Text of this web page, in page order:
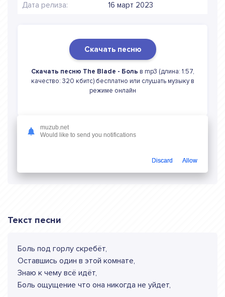
Дата релиза: 16 март 2023
Скачать песню
Скачать песню The Blade - Боль в mp3 (длина: 1:57,
качество: 320 кбитс) бесплатно или слушать музыку в
режиме онлайн
Текст песни
Боль под горлу скребёт,
Оставшись один в этой комнате,
Знаю к чему всё идёт,
Боль ощущение что она никогда не уйдет,
muzub.net
Would like to send you notifications
Discard Allow